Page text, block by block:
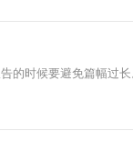
的时候要避免篇幅过